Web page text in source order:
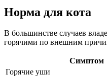
Норма для кота
В большинстве случаев
горячими по внешним
Симптом
Горячие уши